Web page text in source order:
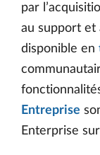
par
au support et
disponible en
Entreprise
Enterprise